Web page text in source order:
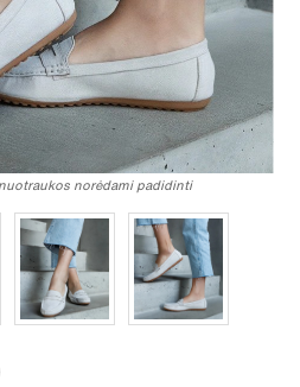
norėdami padidinti